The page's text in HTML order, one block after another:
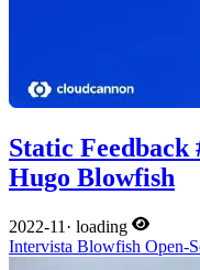
Static
Hugo Blowfish
2022-11 · loading
Intervista Blowfish Open-